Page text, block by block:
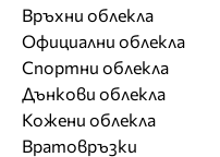
Връхни облекла
Официални облекла
Спортни облекла
Дънкови облекла
Кожени облекла
Вратовръзки